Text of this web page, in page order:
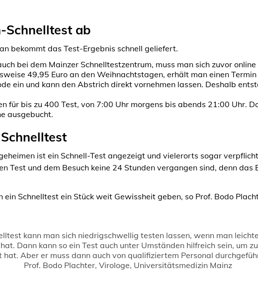
Schnelltest ab
bekommt das Test-Ergebnis schnell geliefert.
bei dem Mainzer Schnelltestzentrum, muss man sich zuvor
49,95 Euro an den Weihnachtstagen, erhält man einen
ein und kann den Abstrich direkt vornehmen lassen. Deshalb
für bis zu 400 Test, von 7:00 Uhr morgens bis abends 21:00 Uhr.
ausgebucht.
ist ein Schnell-Test angezeigt und vielerorts sogar
Test und dem Besuch keine 24 Stunden vergangen sind, denn das
Schnelltest ein Stück weit Gewissheit geben, so Prof. Bodo
kann man sich niedrigschwellig testen lassen, wenn man
Dann kann so ein Test auch unter Umständen hilfreich sein, um
hat. Aber er muss dann auch von qualifiziertem Personal
Prof. Bodo Plachter, Virologe, Universitätsmedizin Mainz